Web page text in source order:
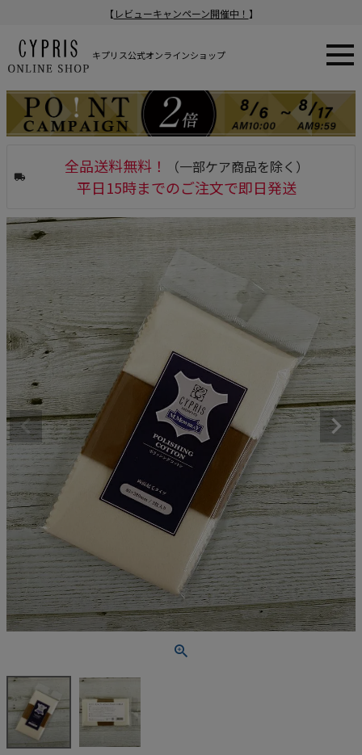
【 レビューキャンペーン開催中！ 】
キプリス公式オンラインショップ
全品送料無料！ （一部ケア商品を除く）
平日15時までのご注文で即日発送